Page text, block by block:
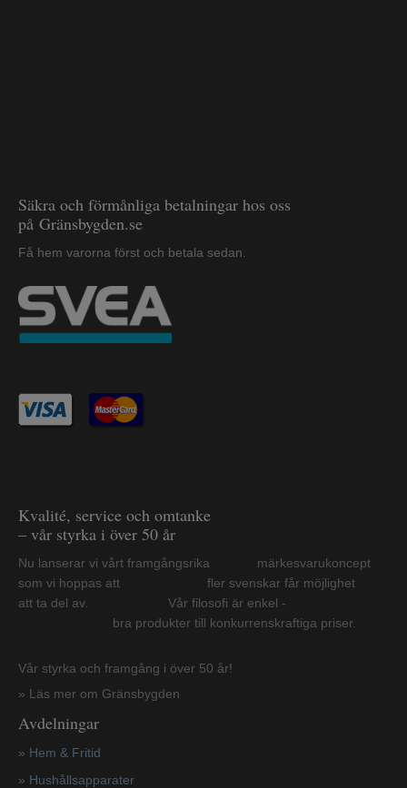
Säkra och förmånliga betalningar hos oss
på Gränsbygden.se
Få hem varorna först och betala sedan.
Kvalité, service och omtanke
– vår styrka i över 50 år
Nu lanserar vi vårt framgångsrika märkesvarukoncept
som vi hoppas att fler svenskar får möjlighet
att ta del av. Vår filosofi är enkel -
bra produkter till konkurrenskraftiga priser.
Vår styrka och framgång i över 50 år!
» Läs mer om Gränsbygden
Avdelningar
» Hem & Fritid
» Hushållsapparater